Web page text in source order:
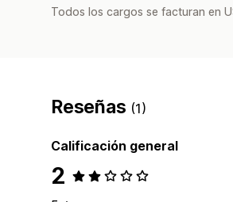
Todos los cargos se facturan en
Reseñas (1)
Calificación general
2